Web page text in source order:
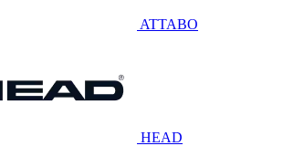
ATTABO
HEAD